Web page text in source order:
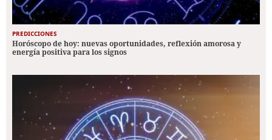
PREDICCIONES
Horóscopo de hoy: nuevas oportunidades, reflexión amorosa y
energía positiva para los signos